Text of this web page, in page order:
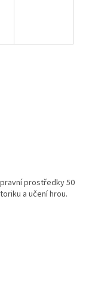
prostředky 50
a učení hrou.